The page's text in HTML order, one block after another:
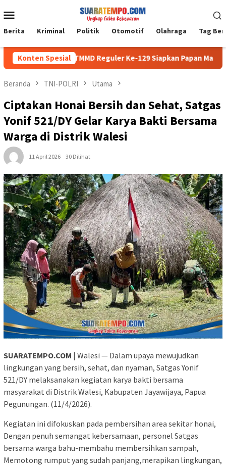
ke
kontenMobile
Berita Kriminal Politik Otomotif Olahraga Tag
Konten Spesial
Satgas TMMD Reguler Ke-129 Siapkan Papan Mal RTLH
Beranda TNI-POLRI Utama
Ciptakan Honai Bersih dan Sehat, Satgas
Yonif 521/DY Gelar Karya Bakti Bersama
Warga di Distrik Walesi
11 April 2026 30 Dilihat
SUARATEMPO.COM | Walesi — Dalam upaya mewujudkan
lingkungan yang bersih, sehat, dan nyaman, Satgas Yonif
521/DY melaksanakan kegiatan karya bakti bersama
masyarakat di Distrik Walesi, Kabupaten Jayawijaya, Papua
Pegunungan. (11/4/2026).
Kegiatan ini difokuskan pada pembersihan area sekitar honai,
Dengan penuh semangat kebersamaan, personel Satgas
bersama warga bahu-membahu membersihkan sampah,
Memotong rumput yang sudah panjang,merapikan lingkungan,